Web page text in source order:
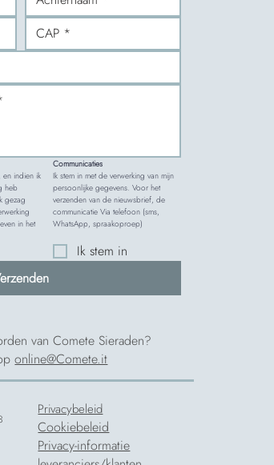
en indien ik
heb
gezag
Communicaties
Ik stem in met de verwerking van mijn
persoonlijke gegevens. Voor het
verzenden van de nieuwsbrief, de
communicatie Via telefoon (sms,
WhatsApp, spraakoproep)
Ik stem in
van Comete Sieraden?
online@Comete.it
Privacybeleid
Cookiebeleid
Privacy-informatie